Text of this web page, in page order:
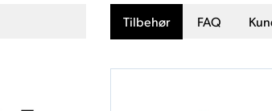
Tilbehør FAQ